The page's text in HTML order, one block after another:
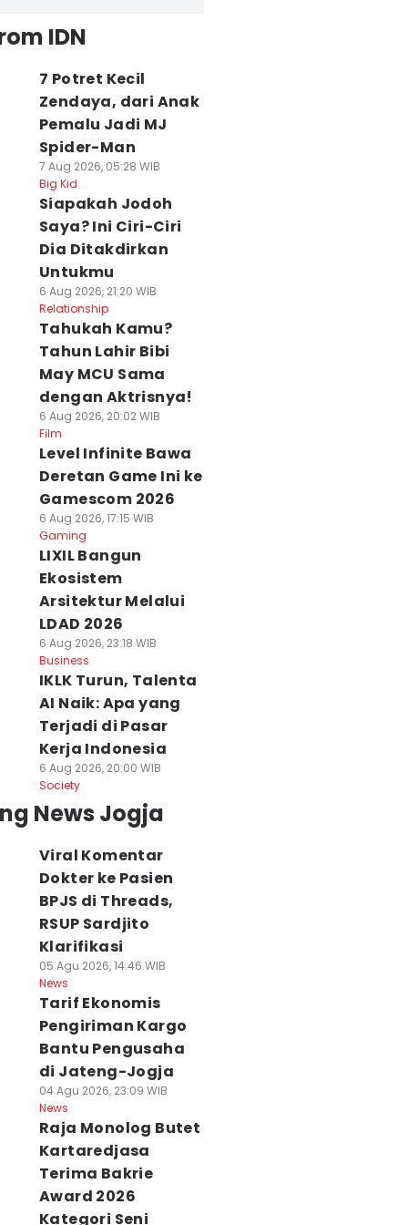
IDN
7 Potret Kecil
Zendaya, dari Anak
Pemalu Jadi MJ
Spider-Man
7 Aug 2026, 05:28 WIB
Big Kid
Siapakah Jodoh
Saya? Ini Ciri-Ciri
Dia Ditakdirkan
Untukmu
6 Aug 2026, 21:20 WIB
Relationship
Tahukah Kamu?
Tahun Lahir Bibi
May MCU Sama
dengan Aktrisnya!
6 Aug 2026, 20:02 WIB
Film
Level Infinite Bawa
Deretan Game Ini ke
Gamescom 2026
6 Aug 2026, 17:15 WIB
Gaming
LIXIL Bangun
Ekosistem
Arsitektur Melalui
LDAD 2026
6 Aug 2026, 23:18 WIB
Business
IKLK Turun, Talenta
AI Naik: Apa yang
Terjadi di Pasar
Kerja Indonesia
6 Aug 2026, 20:00 WIB
Society
News Jogja
Viral Komentar
Dokter ke Pasien
BPJS di Threads,
RSUP Sardjito
Klarifikasi
05 Agu 2026, 14:46 WIB
News
Tarif Ekonomis
Pengiriman Kargo
Bantu Pengusaha
di Jateng-Jogja
04 Agu 2026, 23:09 WIB
News
Raja Monolog Butet
Kartaredjasa
Terima Bakrie
Award 2026
Kategori Seni